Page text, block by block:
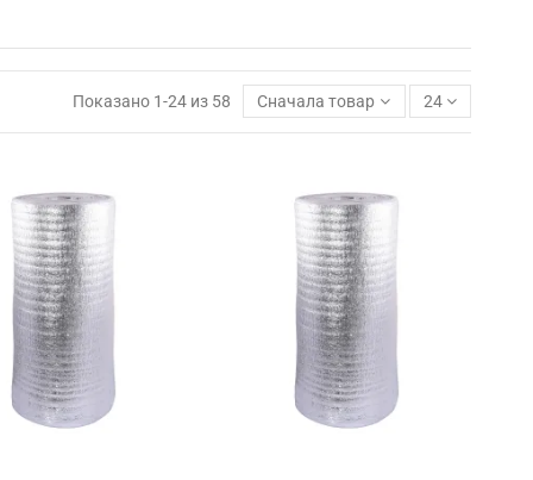
Показано 1-24 из 58 Сначала товары в наличии
24